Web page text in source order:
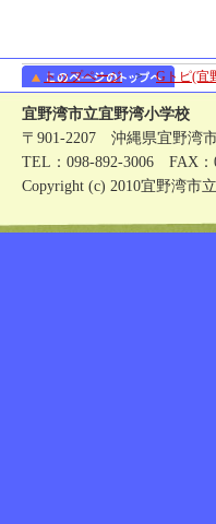
トップページ>Gトピ(宜
宜野湾市立宜野湾小学校
〒901-2207 沖縄県宜野湾
TEL：098-892-3006 FAX
Copyright (c) 2010宜野湾市